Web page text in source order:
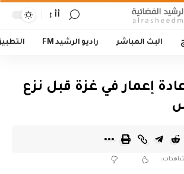
أأ
البث المباشر راديو الرشيد FM
إعمار في غزة قبل نزع